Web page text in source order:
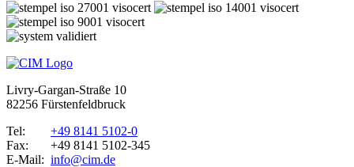
Livry-Gargan-Straße 10
82256 Fürstenfeldbruck
Tel:
+49 8141 5102-0
Fax:
+49 8141 5102-345
E-Mail: info@cim.de